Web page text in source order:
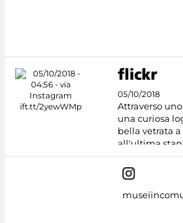
05/10/2018
Attraverso
una curiosa
bella vetrata
all'ultima